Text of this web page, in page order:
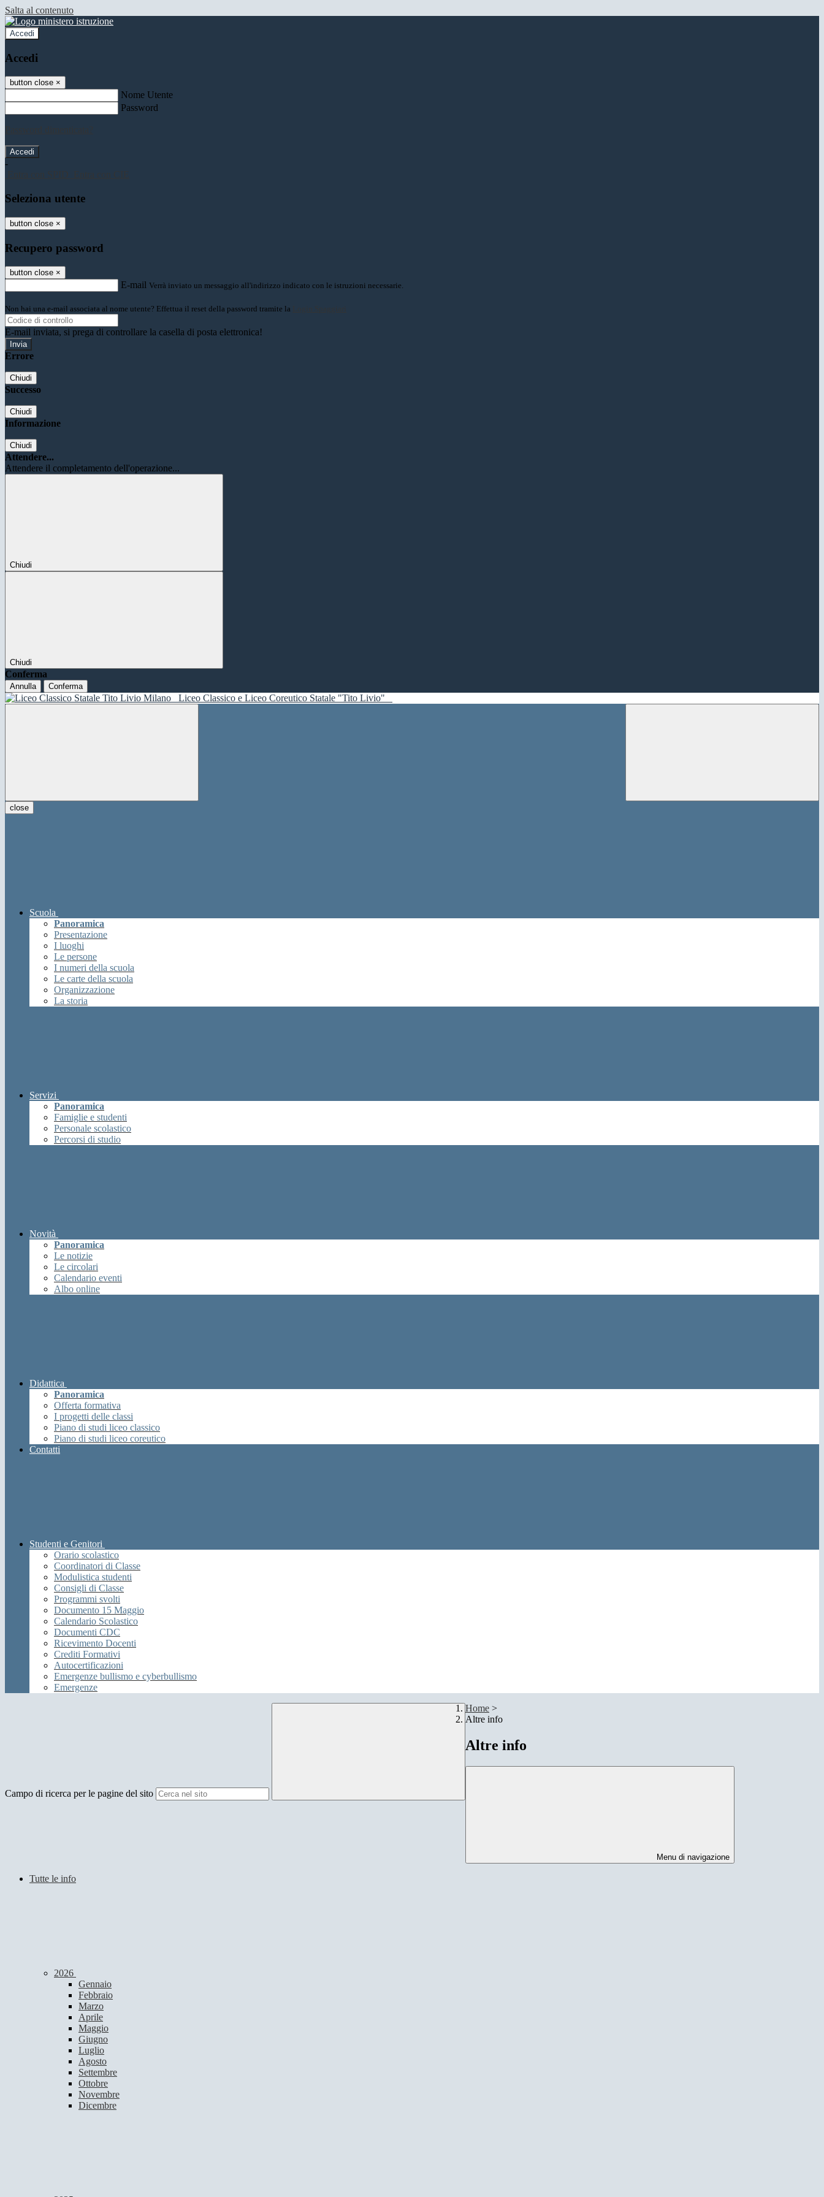
Salta al contenuto
Accedi
Accedi
button close ×
Nome Utente
Password
-
Seleziona utente
button close ×
Recupero password
button close ×
E-mail Verrà inviato un messaggio all'indirizzo indicato con le istruzioni necessarie.
Non hai una e-mail associata al nome utente? Effettua il reset della password tramite la
E-mail inviata, si prega di controllare la casella di posta elettronica!
Errore
Chiudi
Successo
Chiudi
Informazione
Chiudi
Attendere...
Attendere il completamento dell'operazione...
Chiudi
Chiudi
Conferma
Annulla Conferma
Liceo Classico e Liceo Coreutico Statale "Tito Livio"
close
Scuola
Panoramica
Presentazione
I luoghi
Le persone
I numeri della scuola
Le carte della scuola
Organizzazione
La storia
Servizi
Panoramica
Famiglie e studenti
Personale scolastico
Percorsi di studio
Novità
Panoramica
Le notizie
Le circolari
Calendario eventi
Albo online
Didattica
Panoramica
Offerta formativa
I progetti delle classi
Piano di studi liceo classico
Piano di studi liceo coreutico
Contatti
Studenti e Genitori
Orario scolastico
Coordinatori di Classe
Modulistica studenti
Consigli di Classe
Programmi svolti
Documento 15 Maggio
Calendario Scolastico
Documenti CDC
Ricevimento Docenti
Crediti Formativi
Autocertificazioni
Emergenze bullismo e cyberbullismo
Emergenze
Campo di ricerca per le pagine del sito
Home >
Altre info
Altre info
Menu di navigazione
Tutte le info
2026
Gennaio
Febbraio
Marzo
Aprile
Maggio
Giugno
Luglio
Agosto
Settembre
Ottobre
Novembre
Dicembre